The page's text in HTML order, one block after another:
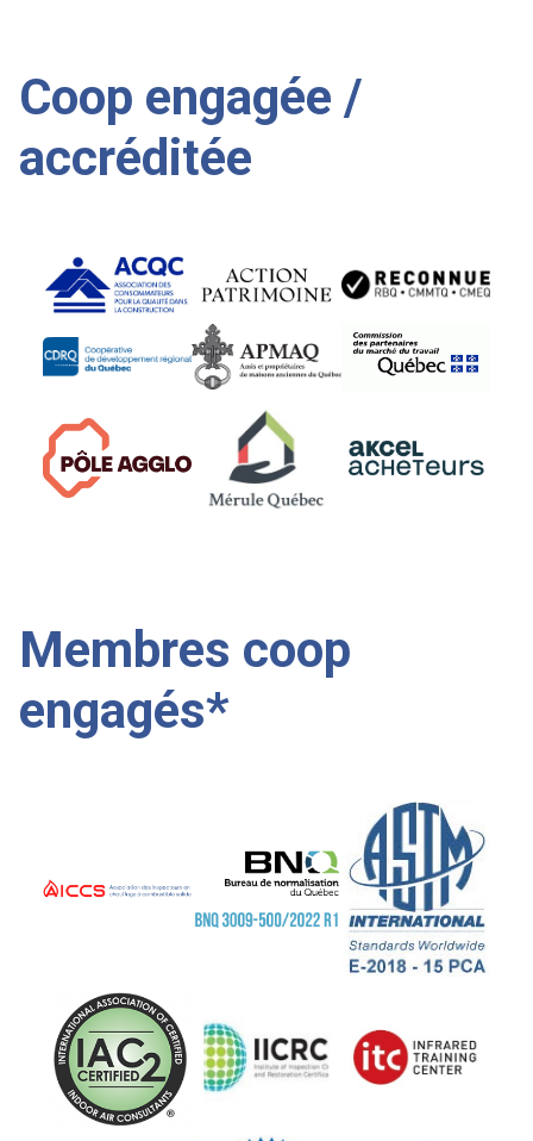
Coop engagée /
accréditée
Membres coop
engagés*